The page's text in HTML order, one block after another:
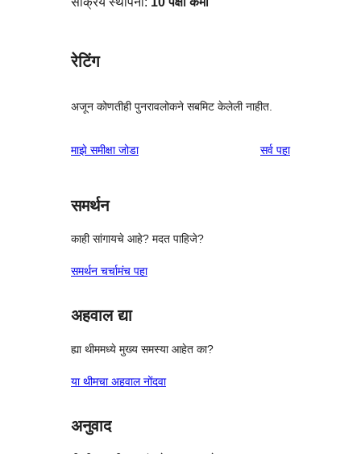
रेटिंग
अजून कोणतीही पुनरावलोकने सबमिट केलेली नाहीत.
माझे समीक्षा जोडा सर्वपुनरावलोकने
पहा
समर्थन
काही सांगायचे आहे? मदत पाहिजे?
समर्थन चर्चामंच पहा
अहवाल द्या
ह्या थीममध्ये मुख्य समस्या आहेत का?
या थीमचा अहवाल नोंदवा
अनुवाद